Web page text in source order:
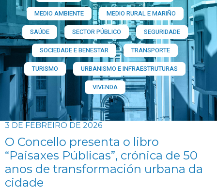
MEDIO AMBIENTE
MEDIO RURAL E MARIÑO
SAÚDE
SECTOR PÚBLICO
SEGURIDADE
SOCIEDADE E BENESTAR
TRANSPORTE
TURISMO
URBANISMO E INFRAESTRUTURAS
VIVENDA
3 DE FEBREIRO DE 2026
O Concello presenta o libro
“Paisaxes Públicas”, crónica de 50
anos de transformación urbana da
cidade